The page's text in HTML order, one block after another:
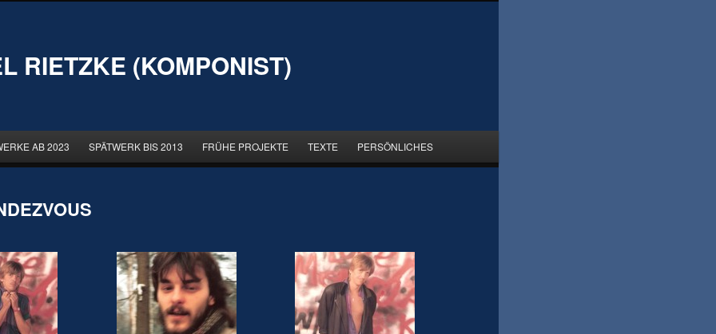
RIETZKE (KOMPONIST)
AB 2023 SPÄTWERK BIS 2013 FRÜHE PROJEKTE TEXTE PERSÖNLICHES